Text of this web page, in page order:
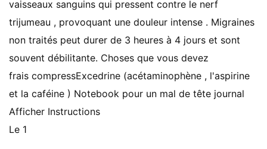
vaisseaux sanguins qui pressent contre le nerf
trijumeau , provoquant une douleur intense . Migraines
non traités peut durer de 3 heures à 4 jours et sont
souvent débilitante. Choses que vous devez
frais compressExcedrine (acétaminophène , l'aspirine
et la caféine ) Notebook pour un mal de tête journal
Afficher Instructions
Le 1